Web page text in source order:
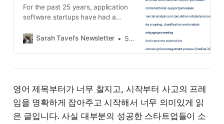
For the past 25 years, application
software startups have had a
and employee (including developer)
Sarah Tavel's Newsletter Sarah Tavel
영어 제목부터가 너무 찰지고, 시작부터 사고의 프레
임을 명확하게 잡아주고 시작해서 너무 의미있게 읽
은 글입니다. 사실 대부분의 성공한 스타트업들이 소